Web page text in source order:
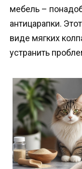
мебель –
антицарапки.
виде мягких
устранить